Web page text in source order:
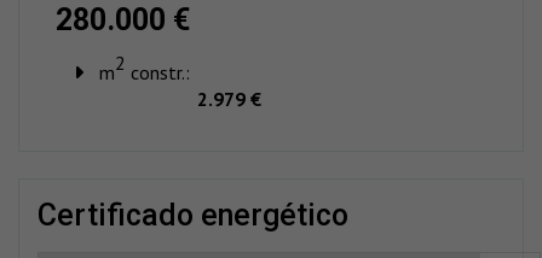
280.000 €
m2 constr.:
2.979 €
certificado energético